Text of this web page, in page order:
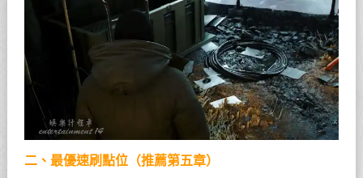
二、最優速刷點位（推薦第五章）